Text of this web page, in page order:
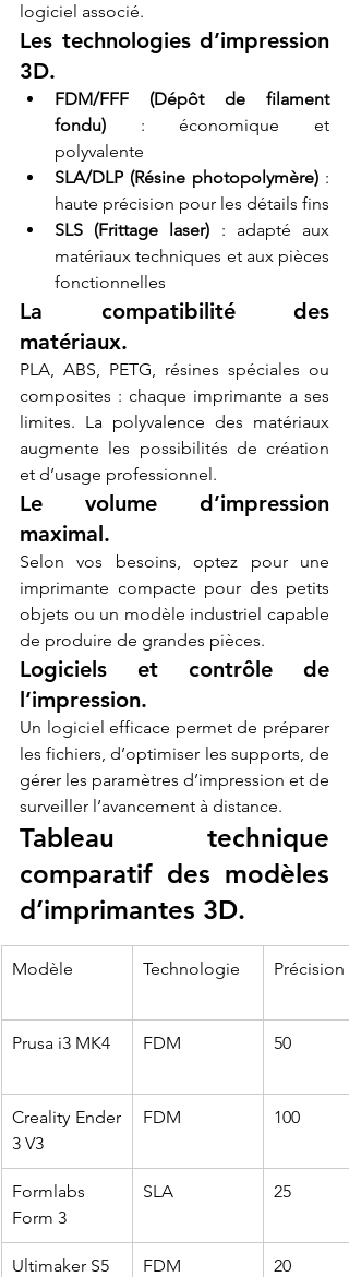
logiciel associé.
Les technologies d’impression
3D.
FDM/FFF (Dépôt de filament
fondu) : économique et
polyvalente
SLA/DLP (Résine photopolymère) :
haute précision pour les détails fins
SLS (Frittage laser) : adapté aux
matériaux techniques et aux pièces
fonctionnelles
La compatibilité des
matériaux.
PLA, ABS, PETG, résines spéciales ou
composites : chaque imprimante a ses
limites. La polyvalence des matériaux
augmente les possibilités de création
et d’usage professionnel.
Le volume d’impression
maximal.
Selon vos besoins, optez pour une
imprimante compacte pour des petits
objets ou un modèle industriel capable
de produire de grandes pièces.
Logiciels et contrôle de
l’impression.
Un logiciel efficace permet de préparer
les fichiers, d’optimiser les supports, de
gérer les paramètres d’impression et de
surveiller l’avancement à distance.
Tableau technique
comparatif des modèles
d’imprimantes 3D.
Modèle Technologie Précision
Prusa i3 MK4 FDM 50
Creality Ender
3 V3
FDM 100
Formlabs
Form 3
SLA 25
Ultimaker S5 FDM 20